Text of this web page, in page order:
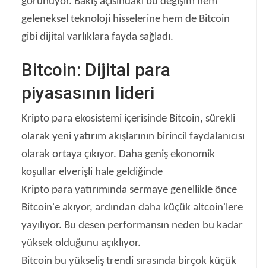
geleneksel teknoloji hisselerine hem de Bitcoin
gibi dijital varlıklara fayda sağladı.
Bitcoin: Dijital para
piyasasının lideri
Kripto para ekosistemi içerisinde Bitcoin, sürekli
olarak yeni yatırım akışlarının birincil faydalanıcısı
olarak ortaya çıkıyor. Daha geniş ekonomik
koşullar elverişli hale geldiğinde
Kripto para yatırımında sermaye genellikle önce
Bitcoin'e akıyor, ardından daha küçük altcoin'lere
yayılıyor. Bu desen performansın neden bu kadar
yüksek olduğunu açıklıyor.
Bitcoin bu yükseliş trendi sırasında birçok küçük